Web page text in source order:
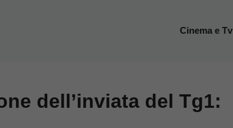
Cinema e Tv
dell’inviata del Tg1: